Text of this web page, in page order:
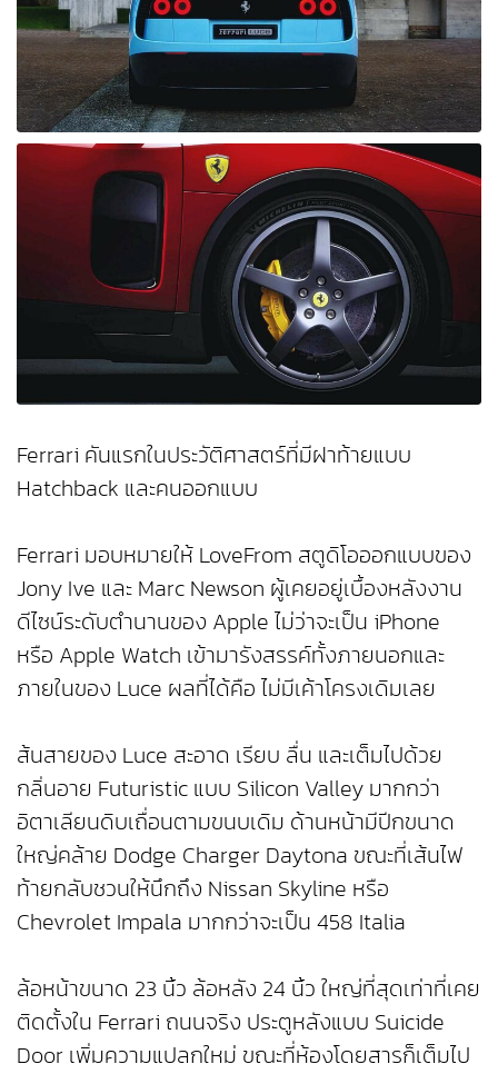
Ferrari คันแรกในประวัติศาสตร์ที่มีฝาท้ายแบบ
Hatchback และคนออกแบบ
Ferrari มอบหมายให้ LoveFrom สตูดิโอออกแบบของ
Jony Ive และ Marc Newson ผู้เคยอยู่เบื้องหลังงาน
ดีไซน์ระดับตำนานของ Apple ไม่ว่าจะเป็น iPhone
หรือ Apple Watch เข้ามารังสรรค์ทั้งภายนอกและ
ภายในของ Luce ผลที่ได้คือ ไม่มีเค้าโครงเดิมเลย
ส้นสายของ Luce สะอาด เรียบ ลื่น และเต็มไปด้วย
กลิ่นอาย Futuristic แบบ Silicon Valley มากกว่า
อิตาเลียนดิบเถื่อนตามขนบเดิม ด้านหน้ามีปีกขนาด
ใหญ่คล้าย Dodge Charger Daytona ขณะที่เส้นไฟ
ท้ายกลับชวนให้นึกถึง Nissan Skyline หรือ
Chevrolet Impala มากกว่าจะเป็น 458 Italia
ล้อหน้าขนาด 23 นิ้ว ล้อหลัง 24 นิ้ว ใหญ่ที่สุดเท่าที่เคย
ติดตั้งใน Ferrari ถนนจริง ประตูหลังแบบ Suicide
Door เพิ่มความแปลกใหม่ ขณะที่ห้องโดยสารก็เต็มไป